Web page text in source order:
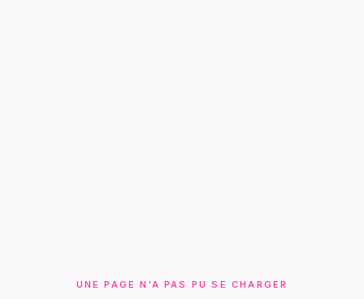
UNE PAGE N'A PAS PU SE CHARGER